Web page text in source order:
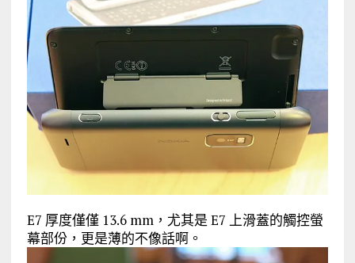
E7 厚度僅僅 13.6 mm，尤其是 E7 上滑蓋的觸控螢
幕部份，更是薄的不像話啊。